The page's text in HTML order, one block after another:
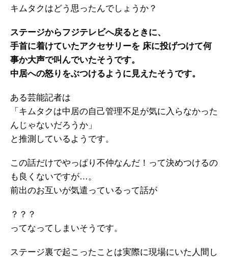
キムタクはどう思ったんでしょうか？
ステージからフジテレビへ戻るときに、
手首に着けていたアクセサリーを 床に投げつけて何
事か大声で叫んでいたそうです。
中居への怒りをぶつけるように見えたそうです。
ある芸能記者は
「キムタクは中居の自己管理不足が気に入らなかった
んじゃないだろうか」
と推測しているようです。
この話だけでやっぱり不仲なんだ！って決めつけるの
も良くないですが…。
前出のお互いが気遣っているって話が
？？？
ってなってしまいそうです。
ステージ裏で起こったことは実際に現場にいた人間し